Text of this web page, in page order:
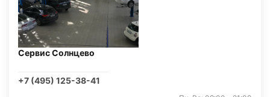
Сервис Солнцево
+7 (495) 125-38-41